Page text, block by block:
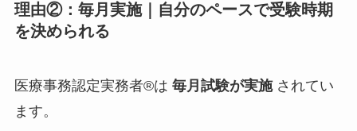
理由②：毎月実施｜自分のペースで受験時期
を決められる
医療事務認定実務者®は 毎月試験が実施されてい
ます。